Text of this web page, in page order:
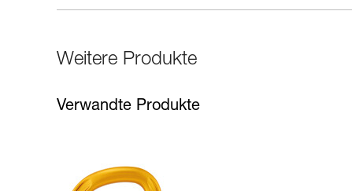
Weitere Produkte
Verwandte Produkte